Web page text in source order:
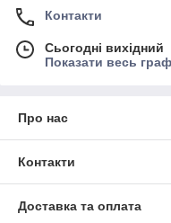
Контакти
Сьогодні вихідний
Показати весь
Про нас
Контакти
Доставка та оплата